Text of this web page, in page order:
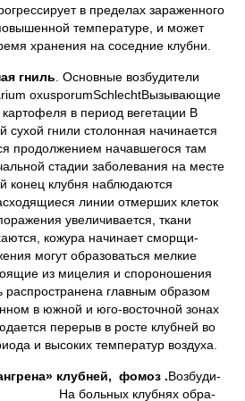
в пределах зараженного
температуре, и может
хранения на соседние клубни.
гниль . Основные возбудители
oxusporumSchlechtВызывающие
в период вегетации В
сухой гнили столонная начи­нается
продолжением начавшегося там
стадии заболева­ния на месте
конец клубня наблюдаются
линии отмерших клеток
увеличивает­ся, ткани
кожура начинает сморщи­
могут образоваться мелкие
из мицелия и спороношения
распростране­на главным образом
в южной и юго-восточ­ной зонах
перерыв в росте клубней во
и высоких температур воздуха.
клуб­ней, фомоз .Возбуди­
клубнях обра­